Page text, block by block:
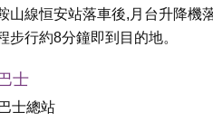
山線恒安站落車後,月台升降機
步行約8分鐘即到目的地。
士
士總站